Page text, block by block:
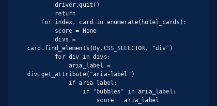
        driver.quit()
        divs =
card.find_elements(By.CSS_SELECTOR, "div")
div.get_attribute("aria-label")